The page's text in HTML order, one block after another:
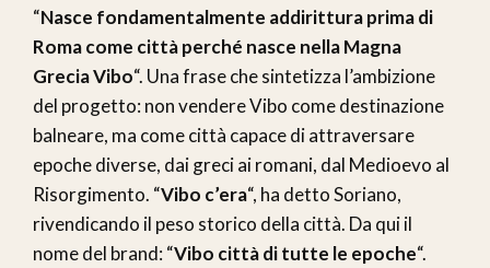
“Nasce fondamentalmente addirittura prima di
Roma come città perché nasce nella Magna
Grecia Vibo“. Una frase che sintetizza l’ambizione
del progetto: non vendere Vibo come destinazione
balneare, ma come città capace di attraversare
epoche diverse, dai greci ai romani, dal Medioevo al
Risorgimento. “Vibo c’era“, ha detto Soriano,
rivendicando il peso storico della città. Da qui il
nome del brand: “Vibo città di tutte le epoche“.